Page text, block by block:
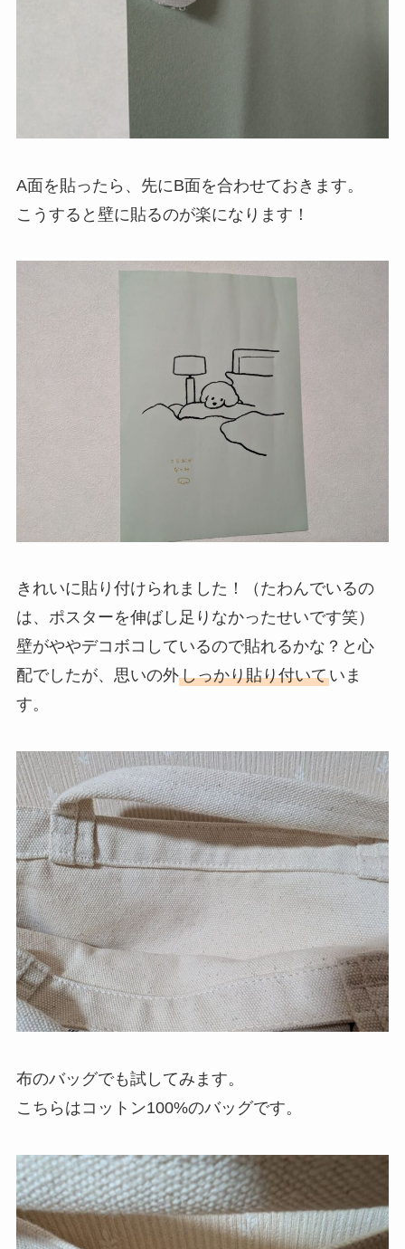
A面を貼ったら、先にB面を合わせておきます。
こうすると壁に貼るのが楽になります！
きれいに貼り付けられました！（たわんでいるの
は、ポスターを伸ばし足りなかったせいです笑）
壁がややデコボコしているので貼れるかな？と心
配でしたが、思いの外しっかり貼り付いていま
す。
布のバッグでも試してみます。
こちらはコットン100%のバッグです。